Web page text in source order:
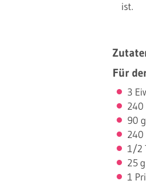
ist.
Für
3
240
90
240
1/2
25
1